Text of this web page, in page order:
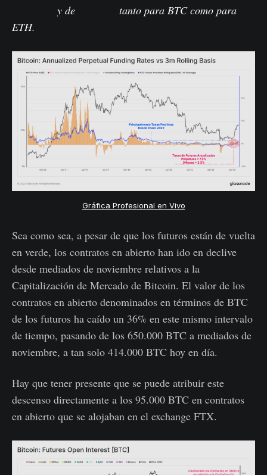
y de
tanto para BTC como para
ETH.
Gráfica Profesional en Vivo
Sea como sea, a pesar de que los futuros están de vuelta
en verde, los contratos en abierto han ido en declive
desde mediados de noviembre relativos a la
Capitalización de Mercado de Bitcoin. El valor de los
contratos en abierto denominados en términos de BTC
de los futuros ha caído un 36% en este mismo intervalo
de tiempo, pasando de los 650.000 BTC a mediados de
noviembre, a tan solo 414.000 BTC hoy en día.
Hay que tener presente que se puede atribuir este
descenso directamente a los 95.000 BTC en contratos
en abierto que se alojaban en el exchange FTX.